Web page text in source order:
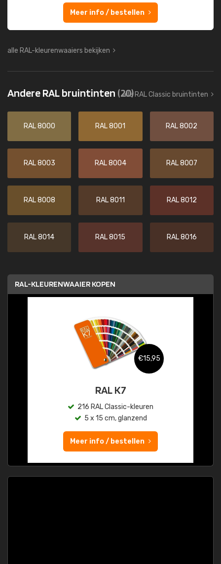
Meer info / bestellen
alle RAL-kleurenwaaiers bekijken
Andere RAL bruintinten (20)
alle RAL Classic bruintinten
RAL 8000 RAL 8001 RAL 8002
RAL 8003 RAL 8004 RAL 8007
RAL 8008 RAL 8011 RAL 8012
RAL 8014 RAL 8015 RAL 8016
RAL-KLEURENWAAIER KOPEN
€15,95
RAL K7
216 RAL Classic-kleuren
5 x 15 cm, glanzend
Meer info / bestellen